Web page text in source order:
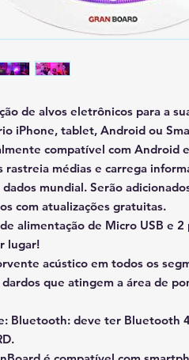
de alvos eletrônicos para a
iPhone, tablet, Android ou
compatível com Android
rastreia médias e carrega
mundial. Serão
com atualizações gratuitas.
alimentação de Micro USB e
lugar!
acústico em todos os
que atingem a área de
Bluetooth: deve ter Bluetooth